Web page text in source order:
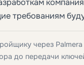
требованиям
через
до передачи